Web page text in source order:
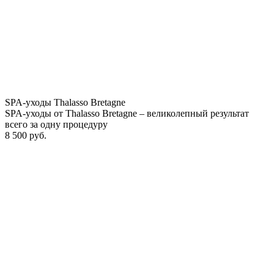
SPA-уходы Thalasso Bretagne
SPA-уходы от Thalasso Bretagne – великолепный результат
всего за одну процедуру
8 500 руб.